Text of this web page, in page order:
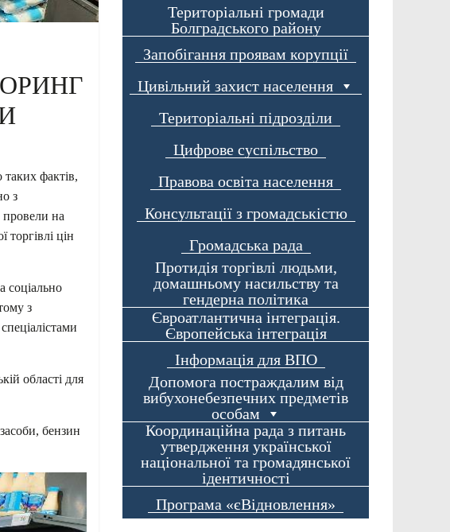
фактів,
з
на
цін
соціально
з
області для
бензин
Територіальні громади
Болградського району
Запобігання проявам корупції
Цивільний захист населення
Територіальні підрозділи
Цифрове суспільство
Правова освіта населення
Консультації з громадськістю
Громадська рада
Протидія торгівлі людьми,
домашньому насильству та
гендерна політика
Євроатлантична інтеграція.
Європейська інтеграція
Інформація для ВПО
Допомога постраждалим від
вибухонебезпечних предметів
особам
Координаційна рада з питань
утвердження української
національної та громадянської
ідентичності
Програма «єВідновлення»